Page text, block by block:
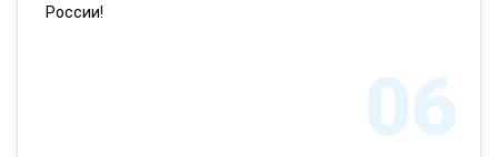
России!
06